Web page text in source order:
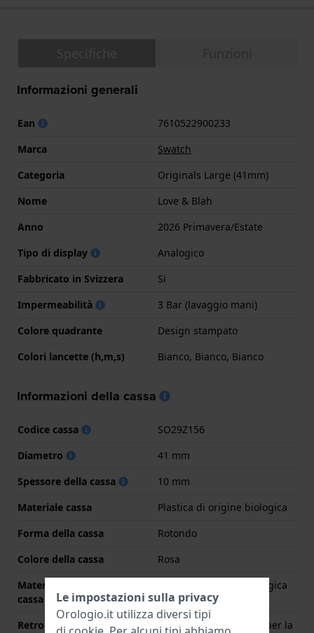
Informazioni generali
Ean
7610522900233
Marca
Swatch
Categoria
Originals Large (41mm)
Nome
Love & Blah
Anno
2026 Primavera/Estate
Tipo di display
Analogico
Fabbricato in Svizzera
Si
Impermeabilità
3 Bar (lavaggio mani)
Colore quadrante
Design stampato
Colori lancette (h,m,s)
Bianco, Bianco, Bianco
Informazioni della cassa
Codice cassa
SO29Z156
Diametro
41 mm
Spessore della cassa
10 mm
Materiale cassa
Plastica di origine biologica
Forma della cassa
Rotondo
Colore della cassa
Rosa
Materiale del retro della
cassa
Plastica di origine biologica
Retro cassa
Custodia con sportello per la
Le impostazioni sulla privacy
Orologio.it utilizza diversi tipi